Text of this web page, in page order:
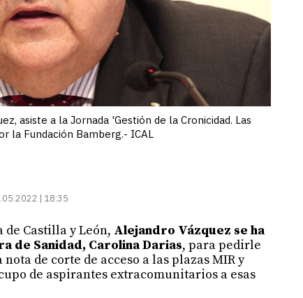
asiste a la Jornada 'Gestión de la Cronicidad. Las
la Fundación Bamberg.- ICAL
| 18:35
de Castilla y León, Alejandro Vázquez se ha
de Sanidad, Carolina Darias, para pedirle
de corte de acceso a las plazas MIR y
de aspirantes extracomunitarios a esas